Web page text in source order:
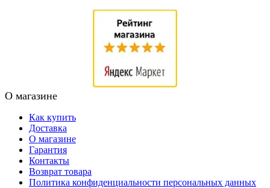
О магазине
Как купить
Доставка
О магазине
Гарантия
Контакты
Возврат товара
Политика конфиденциальности персональных данных